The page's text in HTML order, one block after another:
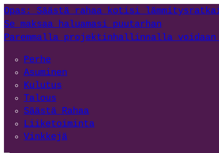
Opas: Säästä rahaa kotisi
Se maksaa haluamasi puutarhan
Paremmalla projektinhallinnalla
Perhe
Asuminen
Kulutus
Talous
Säästä Rahaa
Liiketoiminta
Vinkkejä